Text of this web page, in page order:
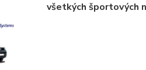
všetkých športových